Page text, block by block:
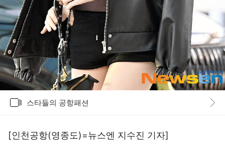
스타들의 공항패션
[인천공항(영종도)=뉴스엔 지수진 기자]